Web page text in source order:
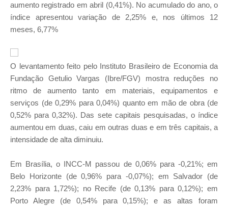
aumento registrado em abril (0,41%). No acumulado do ano, o
índice apresentou variação de 2,25% e, nos últimos 12
meses, 6,77%
O levantamento feito pelo Instituto Brasileiro de Economia da
Fundação Getulio Vargas (Ibre/FGV) mostra reduções no
ritmo de aumento tanto em materiais, equipamentos e
serviços (de 0,29% para 0,04%) quanto em mão de obra (de
0,52% para 0,32%). Das sete capitais pesquisadas, o índice
aumentou em duas, caiu em outras duas e em três capitais, a
intensidade de alta diminuiu.
Em Brasília, o INCC-M passou de 0,06% para -0,21%; em
Belo Horizonte (de 0,96% para -0,07%); em Salvador (de
2,23% para 1,72%); no Recife (de 0,13% para 0,12%); em
Porto Alegre (de 0,54% para 0,15%); e as altas foram